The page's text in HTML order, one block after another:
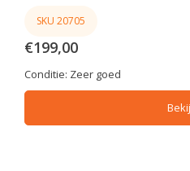
SKU 20705
€199,00
Conditie: Zeer goed